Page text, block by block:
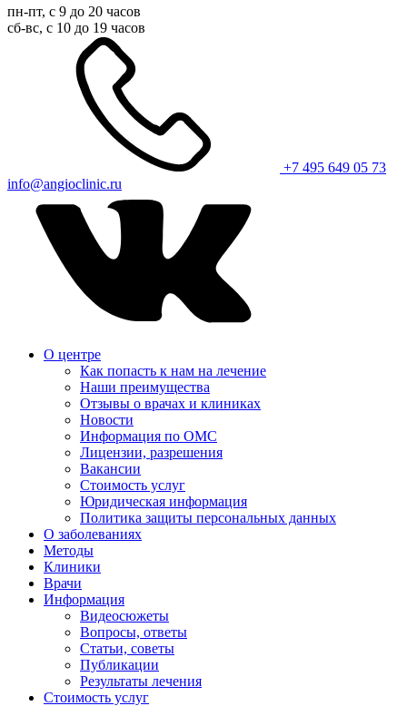
пн-пт, с 9 до 20 часов
сб-вс, с 10 до 19 часов
+7 495 649 05 73
info@angioclinic.ru
О центре
Как попасть к нам на лечение
Наши преимущества
Отзывы о врачах и клиниках
Новости
Информация по ОМС
Лицензии, разрешения
Вакансии
Стоимость услуг
Юридическая информация
Политика защиты персональных данных
О заболеваниях
Методы
Клиники
Врачи
Информация
Видеосюжеты
Вопросы, ответы
Статьи, советы
Публикации
Результаты лечения
Стоимость услуг